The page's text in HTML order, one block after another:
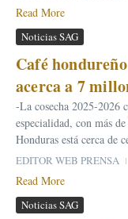
Read More
Noticias SAG
Café
acerca a 7
-La cosecha 2025-2026
especialidad, con más
Honduras está cerca de
EDITOR WEB PRENSA
Read More
Noticias SAG